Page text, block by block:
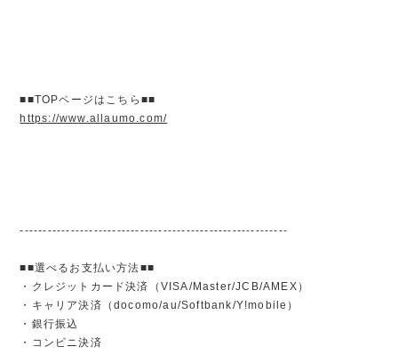
■■TOPページはこちら■■
https://www.allaumo.com/
----------------------------------------------------------
■■選べるお支払い方法■■
・クレジットカード決済（VISA/Master/JCB/AMEX）
・キャリア決済（docomo/au/Softbank/Y!mobile）
・銀行振込
・コンビニ決済